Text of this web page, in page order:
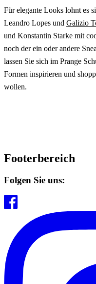
Für elegante Looks lohnt es
Leandro Lopes und Galizio
und Konstantin Starke mit
noch der ein oder andere
lassen Sie sich im Prange
Formen inspirieren und
wollen.
Footerbereich
Folgen Sie uns: